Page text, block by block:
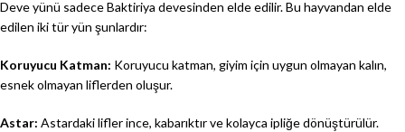
Deve yünü sadece Baktiriya devesinden elde edilir. Bu hayvandan elde
edilen iki tür yün şunlardır:
Koruyucu Katman: Koruyucu katman, giyim için uygun olmayan kalın,
esnek olmayan liflerden oluşur.
Astar: Astardaki lifler ince, kabarıktır ve kolayca ipliğe dönüştürülür.